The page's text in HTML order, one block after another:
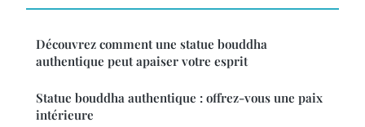
Découvrez comment une statue bouddha
authentique peut apaiser votre esprit
Statue bouddha authentique : offrez-vous une paix
intérieure